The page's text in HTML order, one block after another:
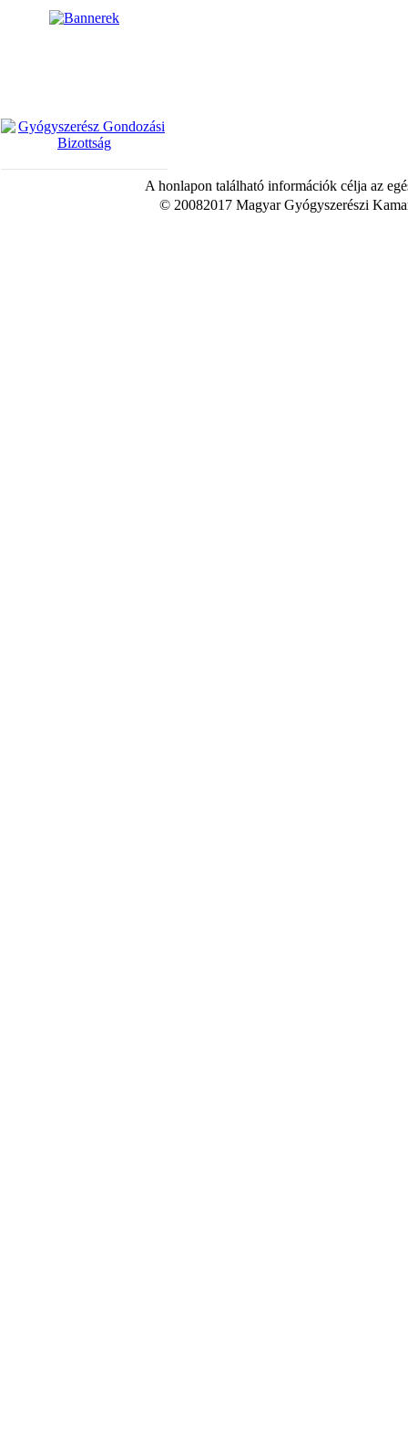
A honlapon található információk célja az
© 20082017 Magyar Gyógyszerészi